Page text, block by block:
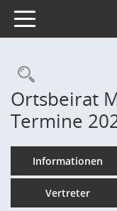
Toggle navigation
Ortsbeirat
Termine
Informationen
Vertreter